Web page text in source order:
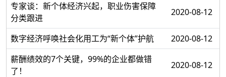
​专家谈：新个体经济兴起，职业伤害保障
分类跟进
2020-08-12
数字经济呼唤社会化用工为“新个体”护航
2020-08-12
薪酬绩效的7个关键，99%的企业都做错
了！
2020-08-12